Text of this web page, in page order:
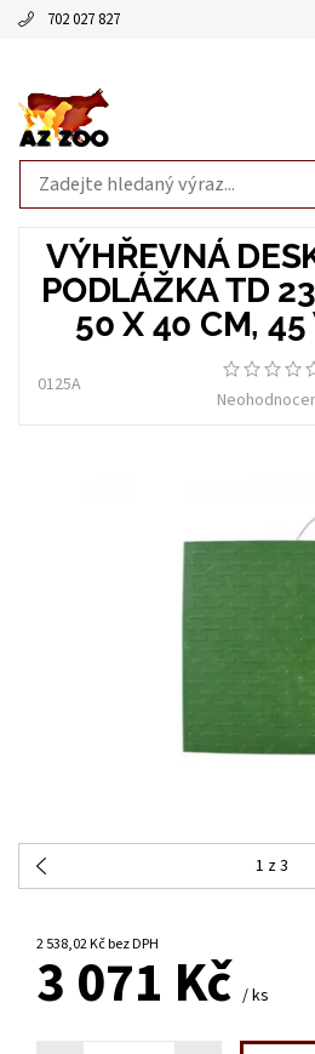
702 027 827
VÝHŘEVNÁ
PODLÁŽKA TD
50 X 40 CM, 45
0125A
1 z 3
2 538,02 Kč bez DPH
3 071 Kč / ks